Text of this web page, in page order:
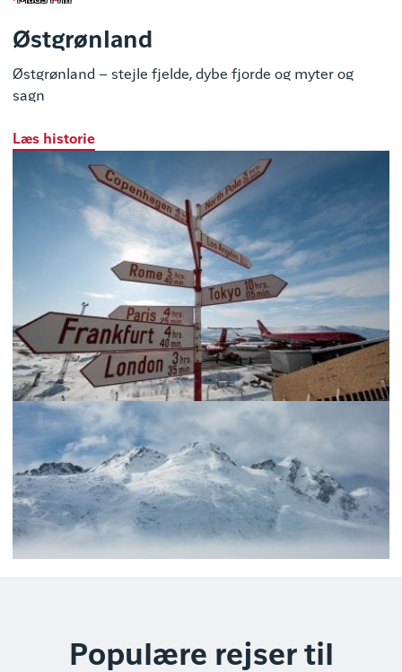
Østgrønland
Østgrønland – stejle fjelde, dybe fjorde og myter og
sagn
Læs historie
Populære rejser til